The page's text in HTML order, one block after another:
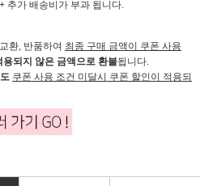
추가 배송비가 부과 됩니다.
환, 반품하여 최종 구매 금액이 쿠폰 사용
용되지 않은 금액으로 환불됩니다.
쿠폰 사용 조건 미달시 쿠폰 할인이 적용되